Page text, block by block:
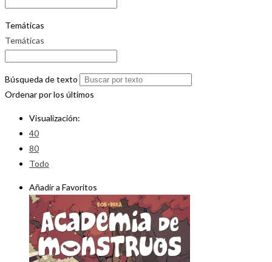
Temáticas
Temáticas
Búsqueda de texto
Ordenar por los últimos
Visualización:
40
80
Todo
Añadir a Favoritos